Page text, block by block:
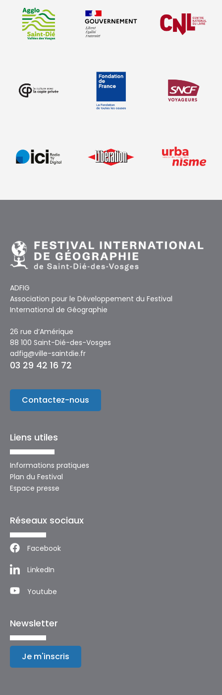
ADFIG
Association pour le Développement du Festival
International de Géographie
26 rue d’Amérique
88 100 Saint-Dié-des-Vosges
adfig@ville-saintdie.fr
03 29 42 16 72
Contactez-nous
Liens utiles
Informations pratiques
Plan du Festival
Espace presse
Réseaux sociaux
Facebook
LinkedIn
Youtube
Newsletter
Je m'inscris